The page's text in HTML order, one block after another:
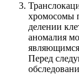
хромосомы
делении
аномалия
являющимся
Перед